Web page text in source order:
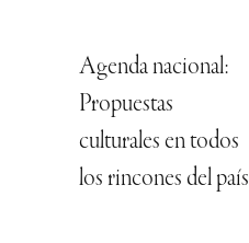
Agenda nacional:
Propuestas
culturales en todos
los rincones del país